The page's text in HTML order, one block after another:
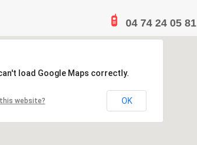
04 74 24 05 81
load Google Maps correctly.
this website? OK